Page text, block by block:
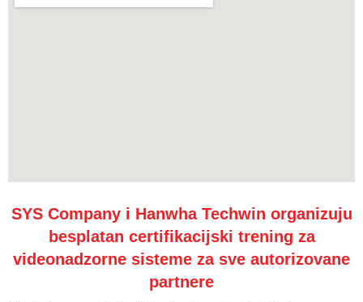
SYS Company i Hanwha Techwin organizuju
besplatan certifikacijski trening za
videonadzorne sisteme za sve autorizovane
partnere